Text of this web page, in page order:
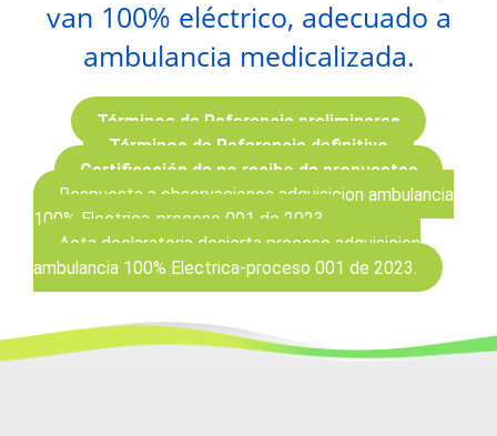
van 100% eléctrico, adecuado a
ambulancia medicalizada.
Términos de Referencia preliminares
Términos de Referencia definitivo
Certificación de no recibo de propuestas
Respuesta a observaciones adquisicion ambulancia
100% Electrica-proceso 001 de 2023.
Acta declaratoria desierta proceso adquisicion
ambulancia 100% Electrica-proceso 001 de 2023.